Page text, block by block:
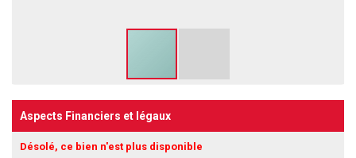
Aspects Financiers et légaux
Désolé, ce bien n'est plus disponible